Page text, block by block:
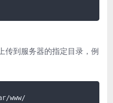
传到服务器的指定目录，例
www/